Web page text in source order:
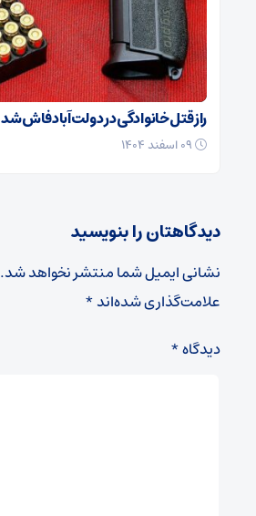
راز قتل خانوادگی در دولت‌آباد فاش شد
دیدگاهتان را بنویسید
نشانی ایمیل شما منتشر نخواهد شد.
علامت‌گذاری شده‌اند*
دیدگاه*